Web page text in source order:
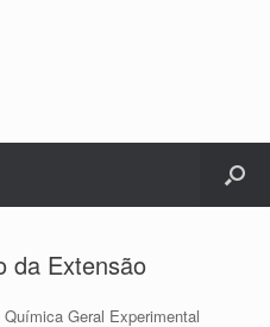
da Extensão
Geral Experimental